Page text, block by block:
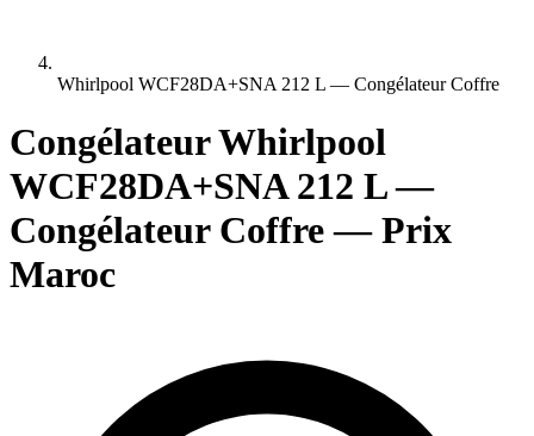
Whirlpool WCF28DA+SNA 212 L — Congélateur Coffre
Congélateur Whirlpool
WCF28DA+SNA 212 L —
Congélateur Coffre — Prix
Maroc